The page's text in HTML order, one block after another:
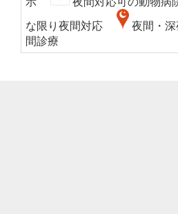
な限り夜間対応
夜間・
間診療